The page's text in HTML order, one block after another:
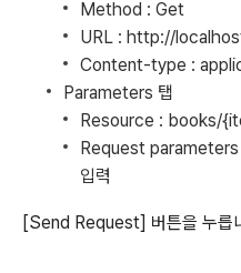
Method : Get
URL : http://
Content-type :
Parameters 탭
Resource : books/
Request parameters
입력
[Send Request] 버튼을 누릅